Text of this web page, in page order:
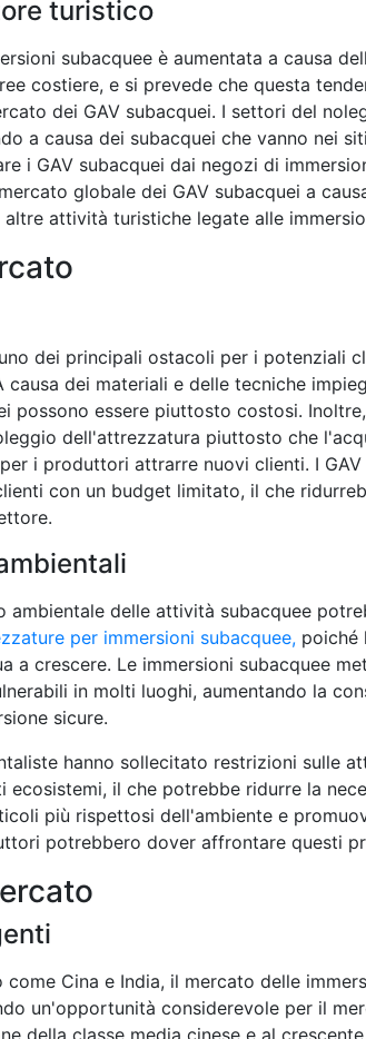
turistico
subacquee è aumentata a causa
costiere, e si prevede che questa
dei GAV subacquei. I settori del
a causa dei subacquei che vanno nei
i GAV subacquei dai negozi di
globale dei GAV subacquei a
attività turistiche legate alle
dei principali ostacoli per i potenziali
causa dei materiali e delle tecniche
possono essere piuttosto costosi.
dell'attrezzatura piuttosto che
i produttori attrarre nuovi clienti. I
con un budget limitato, il che
ambientale delle attività subacquee
per immersioni subacquee, poiché
a crescere. Le immersioni subacquee
in molti luoghi, aumentando la
sicure.
hanno sollecitato restrizioni sulle
ecosistemi, il che potrebbe ridurre la
più rispettosi dell'ambiente e
potrebbero dover affrontare questi
Cina e India, il mercato delle
un'opportunità considerevole per il